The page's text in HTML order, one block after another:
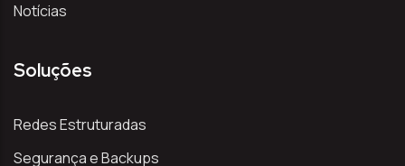
Notícias
Soluções
Redes Estruturadas
Segurança e Backups